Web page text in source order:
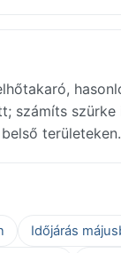
számíts
területeken.
Időjárás